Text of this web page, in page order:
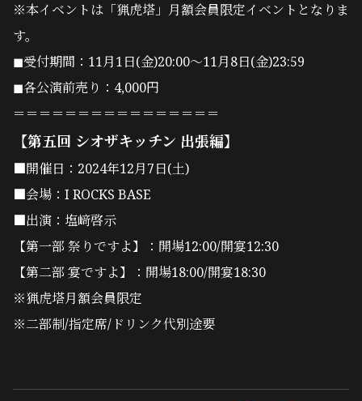
※本イベントは「猟虎塔」月額会員限定イベントとなりま
す。
◼︎受付期間：11月1日(金)20:00〜11月8日(金)23:59
◼︎各公演前売り：4,000円
＝＝＝＝＝＝＝＝＝＝＝＝＝＝＝＝
【第五回 シオザキッチン 出張編】
■開催日：2024年12月7日(土)
■会場：I ROCKS BASE
■出演：塩﨑啓示
【第一部 祭りですよ】：開場12:00/開宴12:30
【第二部 宴ですよ】：開場18:00/開宴18:30
※猟虎塔月額会員限定
※二部制/指定席/ドリンク代別途要